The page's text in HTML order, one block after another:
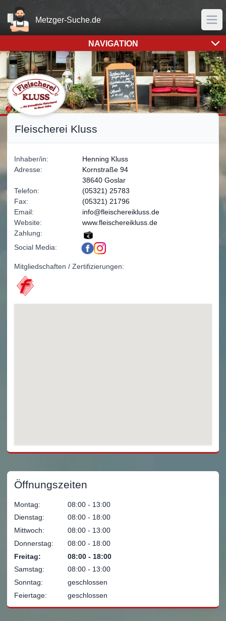
Home
Metzger-Suche.de
NAVIGATION
Sämtliche Bilder- und Logorechte liegen bei der Metzgerei
Fleischerei Kluss
Inhaber/in: Henning Kluss
Adresse:
Kornstraße 94
38640 Goslar
Telefon:
(05321) 25783
Fax:
(05321) 21796
Email:
info@fleischereikluss.de
Website:
www.fleischereikluss.de
Zahlung:
Social Media:
Mitgliedschaften / Zertifizierungen:
Öffnungszeiten
Montag:
08:00 ‐ 13:00
Dienstag:
08:00 ‐ 18:00
Mittwoch:
08:00 ‐ 13:00
Donnerstag:
08:00 ‐ 18:00
Freitag:
08:00 ‐ 18:00
Samstag:
08:00 ‐ 13:00
Sonntag:
geschlossen
Feiertage:
geschlossen